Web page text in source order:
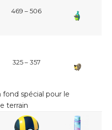
469 – 506
325 – 357
spécial pour le
terrain